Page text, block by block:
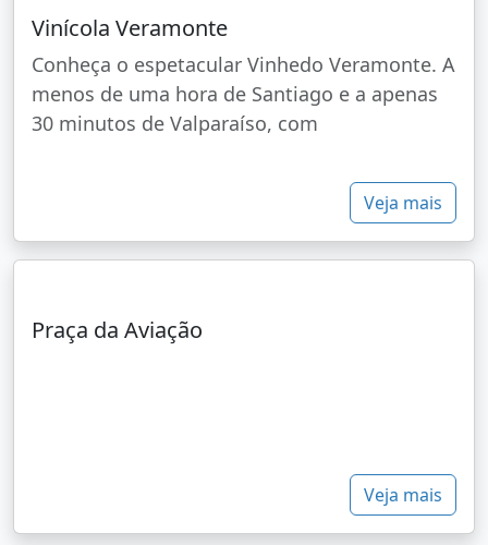
Vinícola Veramonte
Conheça o espetacular Vinhedo Veramonte. A
menos de uma hora de Santiago e a apenas
30 minutos de Valparaíso, com
Veja mais
Praça da Aviação
Veja mais